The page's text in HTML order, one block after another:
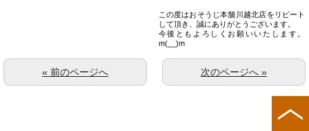
この度はおそうじ本舗川越北店をリピート
して頂き、誠にありがとうございます。
今後ともよろしくお願いいたします。
m(__)m
次のページへ »
« 前のページへ